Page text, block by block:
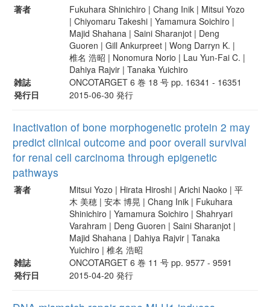
著者
Fukuhara Shinichiro | Chang Inik | Mitsui Yozo
| Chiyomaru Takeshi | Yamamura Soichiro |
Majid Shahana | Saini Sharanjot | Deng
Guoren | Gill Ankurpreet | Wong Darryn K. |
椎名 浩昭 | Nonomura Norio | Lau Yun-Fai C. |
Dahiya Rajvir | Tanaka Yuichiro
雑誌
ONCOTARGET 6 巻 18 号 pp. 16341 - 16351
発行日
2015-06-30 発行
Inactivation of bone morphogenetic protein 2 may
predict clinical outcome and poor overall survival
for renal cell carcinoma through epigenetic
pathways
著者
Mitsui Yozo | Hirata Hiroshi | Arichi Naoko | 平
木 美穂 | 安本 博晃 | Chang Inik | Fukuhara
Shinichiro | Yamamura Soichiro | Shahryari
Varahram | Deng Guoren | Saini Sharanjot |
Majid Shahana | Dahiya Rajvir | Tanaka
Yuichiro | 椎名 浩昭
雑誌
ONCOTARGET 6 巻 11 号 pp. 9577 - 9591
発行日
2015-04-20 発行